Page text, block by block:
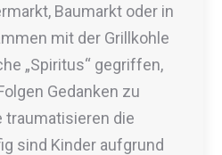
Baumarkt oder in
mit der Grillkohle
„Spiritus“ gegriffen,
Gedanken zu
traumatisieren die
sind Kinder aufgrund